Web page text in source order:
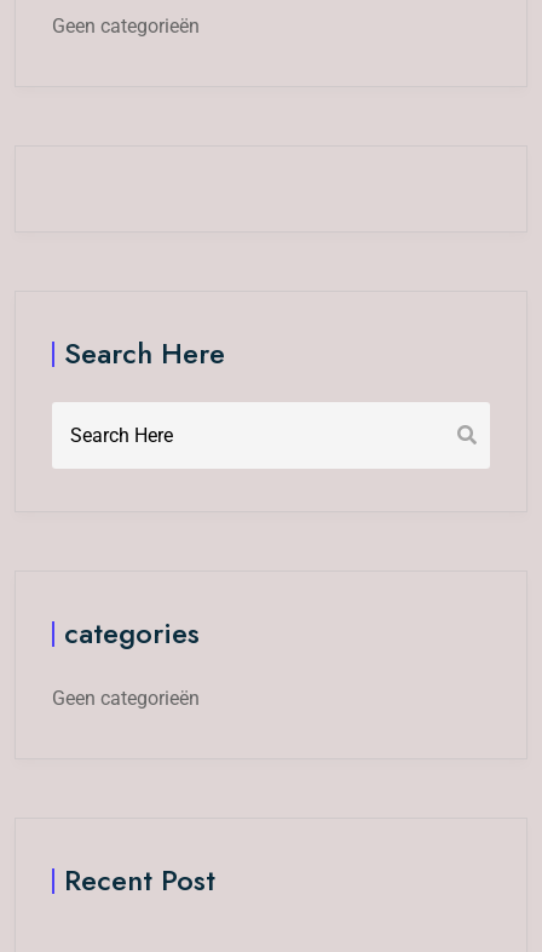
Geen categorieën
Search Here
categories
Geen categorieën
Recent Post